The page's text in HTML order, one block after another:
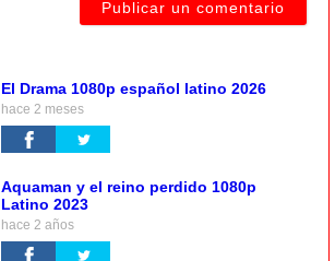
El Drama 1080p español latino 2026
hace 2 meses
Aquaman y el reino perdido 1080p
Latino 2023
hace 2 años